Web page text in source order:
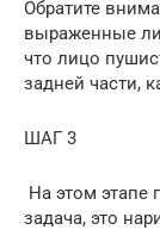
Обратите
выраженные
что лицо
задней части,
ШАГ 3
На этом этапе
задача, это